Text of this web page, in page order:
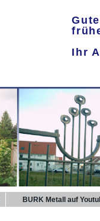
Ihr
BURK Metall auf